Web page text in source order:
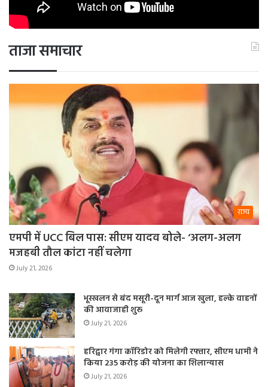
ताजा समाचार
राज्य
एमपी में UCC बिल पास: सीएम यादव बोले- ‘अलग-अलग
मजहबी तौल कांटा नहीं चलेगा
July 21, 2026
भूस्खलन से बंद मसूरी-दून मार्ग आज खुला, हल्के वाहनों
की आवाजाही शुरू
July 21, 2026
हरिद्वार गंगा कॉरिडोर को मिलेगी रफ्तार, सीएम धामी ने
किया 235 करोड़ की योजना का शिलान्यास
July 21, 2026